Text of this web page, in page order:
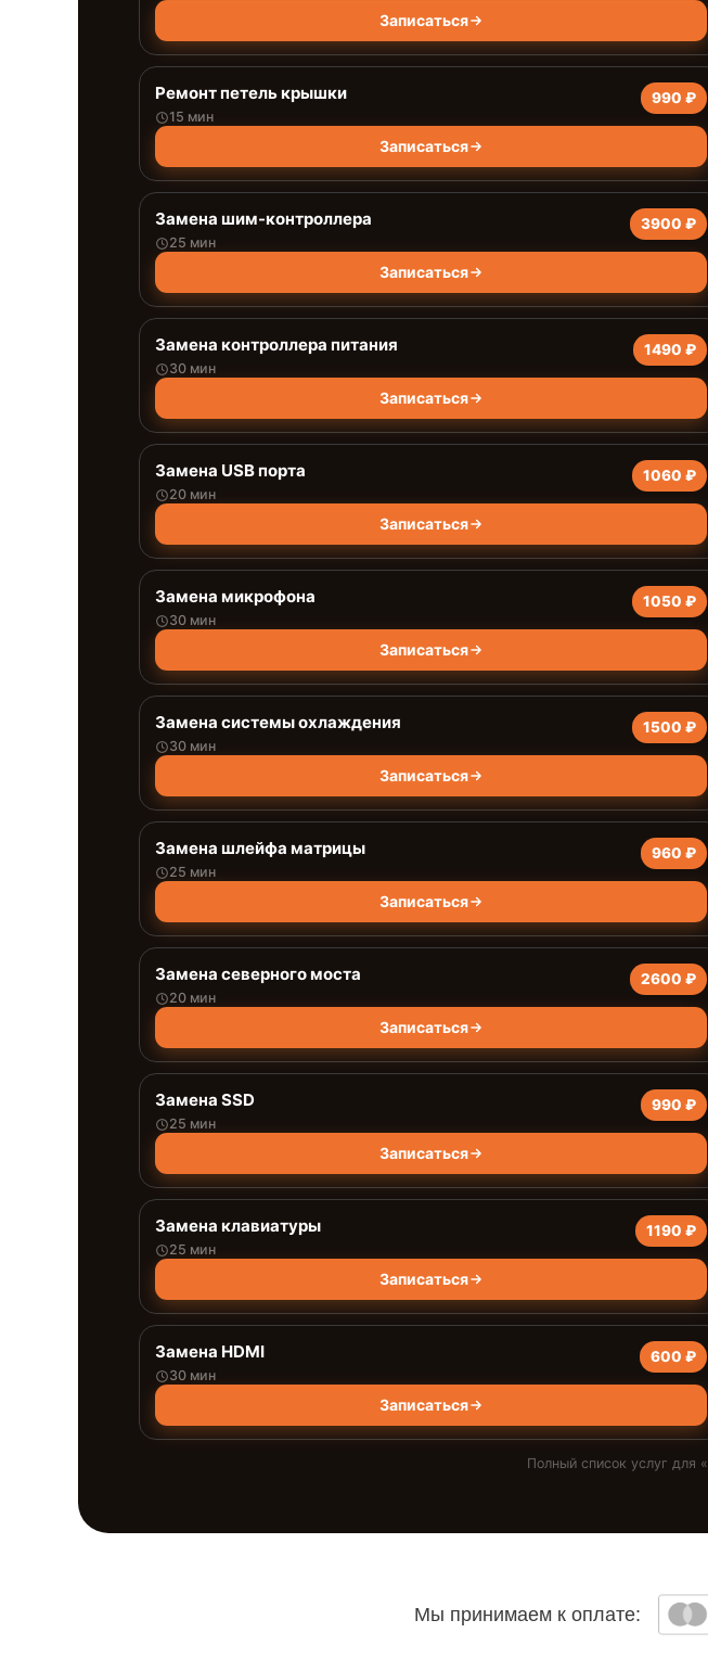
Записаться
Ремонт петель крышки
15 мин
990 ₽
Записаться
Замена шим-контроллера
25 мин
3900 ₽
Записаться
Замена контроллера питания
30 мин
1490 ₽
Записаться
Замена USB порта
20 мин
1060 ₽
Записаться
Замена микрофона
30 мин
1050 ₽
Записаться
Замена системы охлаждения
30 мин
1500 ₽
Записаться
Замена шлейфа матрицы
25 мин
960 ₽
Записаться
Замена северного моста
20 мин
2600 ₽
Записаться
Замена SSD
25 мин
990 ₽
Записаться
Замена клавиатуры
25 мин
1190 ₽
Записаться
Замена HDMI
30 мин
600 ₽
Записаться
Полный список услуг для «
Мы принимаем к оплате: